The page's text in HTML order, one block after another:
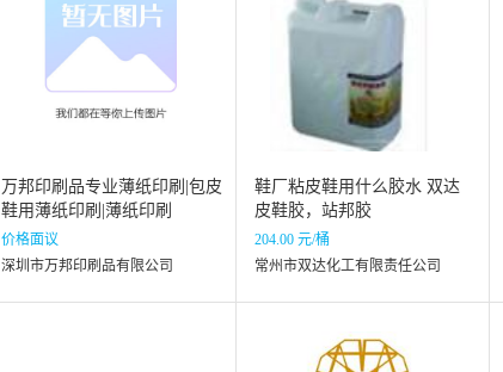
万邦印刷品专业薄纸印刷|包皮
鞋用薄纸印刷|薄纸印刷
价格面议
深圳市万邦印刷品有限公司
鞋厂粘皮鞋用什么胶水 双达
皮鞋胶，站邦胶
204.00 元/桶
常州市双达化工有限责任公司